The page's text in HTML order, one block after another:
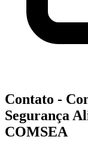
Contato -
Segurança
COMSEA